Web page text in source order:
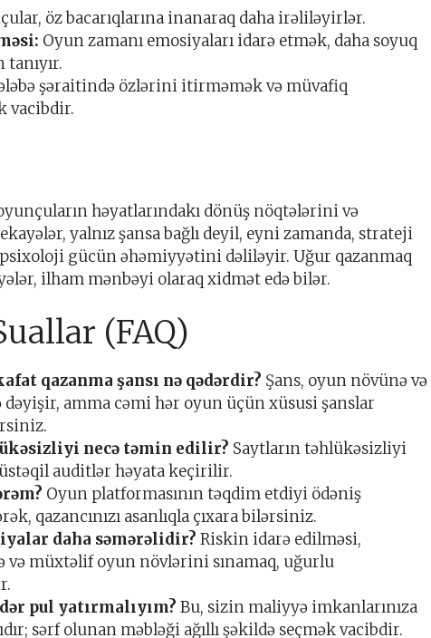
öz bacarıqlarına inanaraq daha irəliləyirlər.
Oyun zamanı emosiyaları idarə etmək, daha soyuq
şəraitində özlərini itirməmək və müvafiq
vacibdir.
həyatlarındakı dönüş nöqtələrini və
yalnız şansa bağlı deyil, eyni zamanda, strateji
gücün əhəmiyyətini dəliləyir. Uğur qazanmaq
ilham mənbəyi olaraq xidmət edə bilər.
(FAQ)
qazanma şansı nə qədərdir? Şans, oyun növünə və
amma cəmi hər oyun üçün xüsusi şanslar
necə təmin edilir? Saytların təhlükəsizliyi
auditlər həyata keçirilir.
Oyun platformasının təqdim etdiyi ödəniş
qazancınızı asanlıqla çıxara bilərsiniz.
daha səmərəlidir? Riskin idarə edilməsi,
və müxtəlif oyun növlərini sınamaq, uğurlu
pul yatırmalıyım? Bu, sizin maliyyə imkanlarınıza
sərf olunan məbləği ağıllı şəkildə seçmək vacibdir.